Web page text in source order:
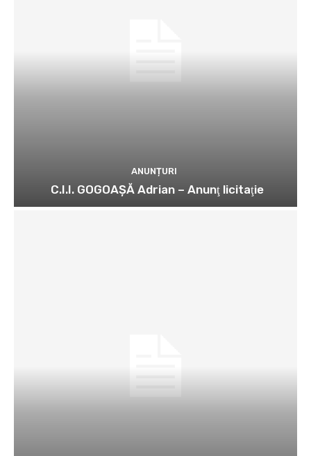
ANUNȚURI
C.I.I. GOGOAŞĂ Adrian – Anunţ licitaţie